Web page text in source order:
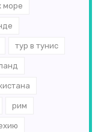
море
тур в тунис
рим